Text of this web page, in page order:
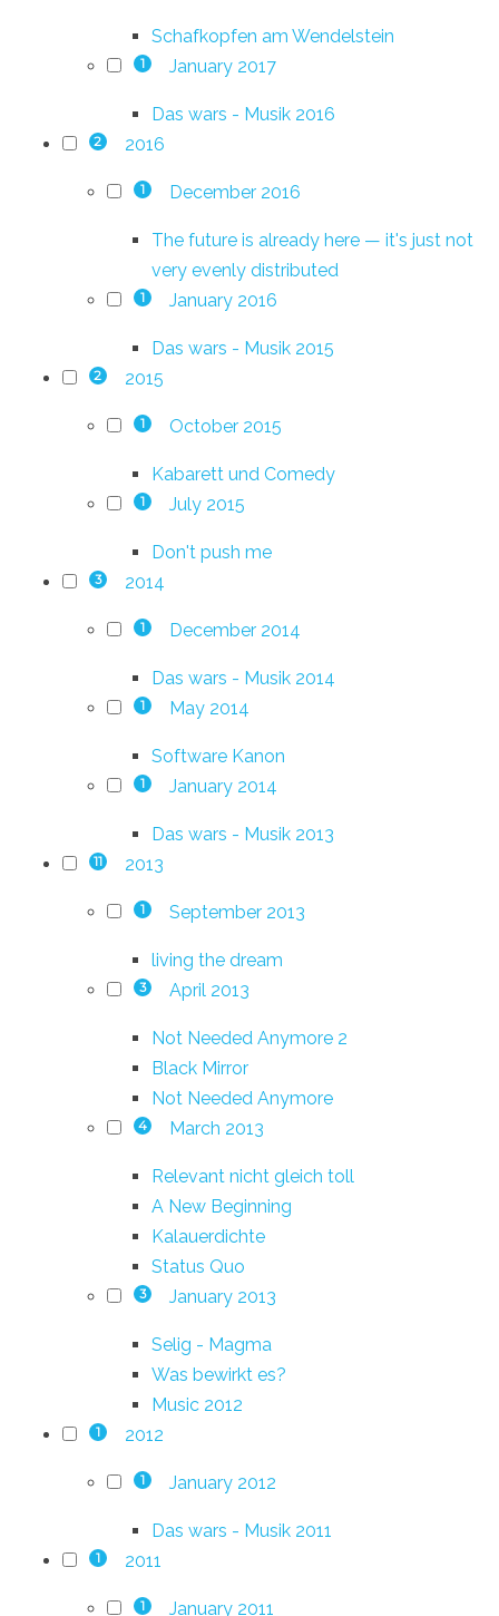
Schafkopfen am Wendelstein
1 January 2017
Das wars - Musik 2016
2 2016
1 December 2016
The future is already here — it's just not
very evenly distributed
1 January 2016
Das wars - Musik 2015
2 2015
1 October 2015
Kabarett und Comedy
1 July 2015
Don't push me
3 2014
1 December 2014
Das wars - Musik 2014
1 May 2014
Software Kanon
1 January 2014
Das wars - Musik 2013
11 2013
1 September 2013
living the dream
3 April 2013
Not Needed Anymore 2
Black Mirror
Not Needed Anymore
4 March 2013
Relevant nicht gleich toll
A New Beginning
Kalauerdichte
Status Quo
3 January 2013
Selig - Magma
Was bewirkt es?
Music 2012
1 2012
1 January 2012
Das wars - Musik 2011
1 2011
1 January 2011